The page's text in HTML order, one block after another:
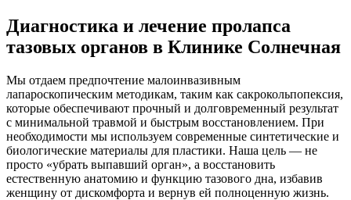
Диагностика и лечение пролапса
тазовых органов в Клинике Солнечная
Мы отдаем предпочтение малоинвазивным
лапароскопическим методикам, таким как сакрокольпопексия,
которые обеспечивают прочный и долговременный результат
с минимальной травмой и быстрым восстановлением. При
необходимости мы используем современные синтетические и
биологические материалы для пластики. Наша цель — не
просто «убрать выпавший орган», а восстановить
естественную анатомию и функцию тазового дна, избавив
женщину от дискомфорта и вернув ей полноценную жизнь.